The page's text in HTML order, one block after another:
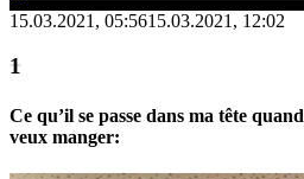
15.03.2021, 05:5615.03.2021, 12:02
Ce qu’il se passe dans ma tête
veux manger: